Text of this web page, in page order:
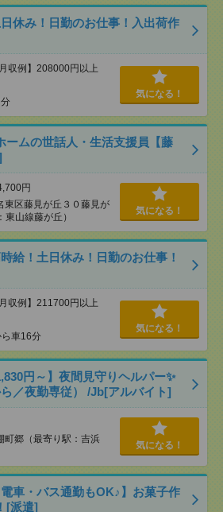
休み！日勤のお仕事！入出荷作
収例】208000円以上
気になる！
ームの世話人・生活支援員【藤
円
東区藤見が丘３０藤見が
山線藤が丘）
気になる！
給！土日休み！日勤のお仕事！
収例】211700円以上
車16分
気になる！
円～】夜間見守りヘルパー✨
／夜勤専従） /Jb[アルバイト]
町郷（最寄り駅：吉浜
気になる！
電車・バス通勤もOK♪】お菓子作
[派遣]